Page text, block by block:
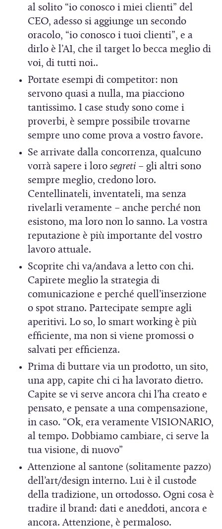
al solito “io conosco i miei clienti” del
CEO, adesso si aggiunge un secondo
oracolo, “io conosco i tuoi clienti”, e a
dirlo è l’AI, che il target lo becca meglio di
voi, di tutti noi..
Portate esempi di competitor: non
servono quasi a nulla, ma piacciono
tantissimo. I case study sono come i
proverbi, è sempre possibile trovarne
sempre uno come prova a vostro favore.
Se arrivate dalla concorrenza, qualcuno
vorrà sapere i lorosegreti – gli altri sono
sempre meglio, credono loro.
Centellinateli, inventateli, ma senza
rivelarli veramente – anche perché non
esistono, ma loro non lo sanno. La vostra
reputazione è più importante del vostro
lavoro attuale.
Scoprite chi va/andava a letto con chi.
Capirete meglio la strategia di
comunicazione e perché quell’inserzione
o spot strano. Partecipate sempre agli
aperitivi. Lo so, lo smart working è più
efficiente, ma non si viene promossi o
salvati per efficienza.
Prima di buttare via un prodotto, un sito,
una app, capite chi ci ha lavorato dietro.
Capite se vi serve ancora chi l’ha creato e
pensato, e pensate a una compensazione,
in caso. “Ok, era veramente VISIONARIO,
al tempo. Dobbiamo cambiare, ci serve la
tua visione, di nuovo”
Attenzione al santone (solitamente pazzo)
dell’art/design interno. Lui è il custode
della tradizione, un ortodosso. Ogni cosa è
tradire il brand: dati e aneddoti, ancora e
ancora. Attenzione, è permaloso.